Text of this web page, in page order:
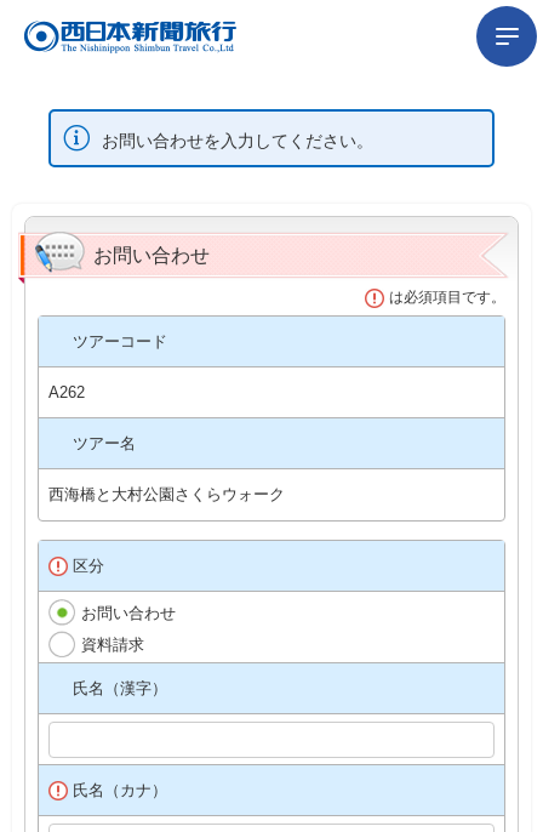
お問い合わせを入力してください。
お問い合わせ
は必須項目です。
ツアーコード
A262
ツアー名
西海橋と大村公園さくらウォーク
区分
お問い合わせ
資料請求
氏名（漢字）
氏名（カナ）